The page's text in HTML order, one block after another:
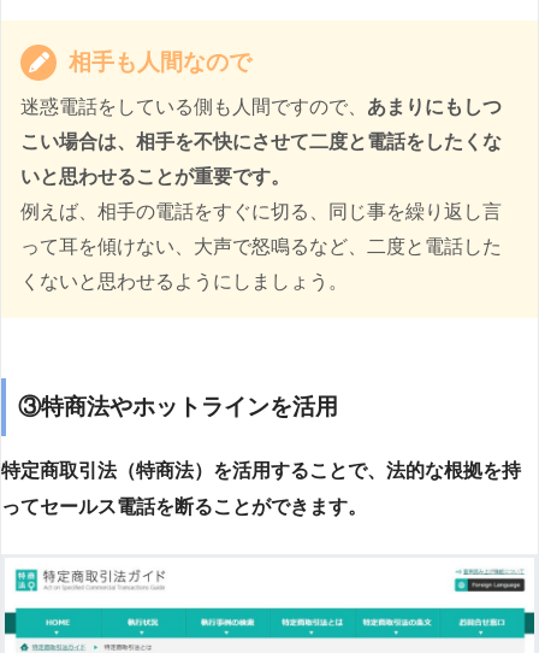
相手も人間なので
迷惑電話をしている側も人間ですので、 あまりにもしつ
こい場合は、相手を不快にさせて二度と電話をしたくな
いと思わせることが重要です。
例えば、相手の電話をすぐに切る、同じ事を繰り返し言
って耳を傾けない、大声で怒鳴るなど、二度と電話した
くないと思わせるようにしましょう。
③特商法やホットラインを活用
特定商取引法（特商法）を活用することで、法的な根拠を持
ってセールス電話を断ることができます。